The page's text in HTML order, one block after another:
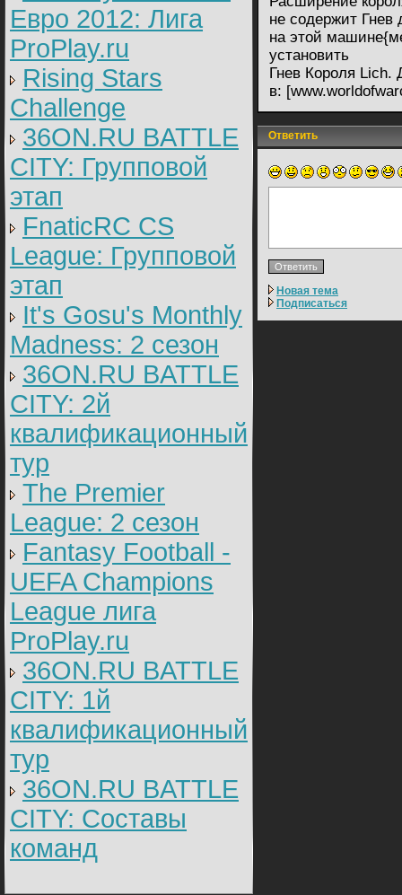
Евро 2012: Лига
ProPlay.ru
Rising Stars
Challenge
36ON.RU BATTLE
CITY: Групповой
этап
FnaticRC CS
League: Групповой
этап
It's Gosu's Monthly
Madness: 2 сезон
36ON.RU BATTLE
CITY: 2й
квалификационный
тур
The Premier
League: 2 cезон
Fantasy Football -
UEFA Champions
League лига
ProPlay.ru
36ON.RU BATTLE
CITY: 1й
квалификационный
тур
36ON.RU BATTLE
CITY: Составы
команд
не содержит Гнев
на этой
установить
Гнев Короля Lich.
в:
Ответить
Новая тема
Подписаться